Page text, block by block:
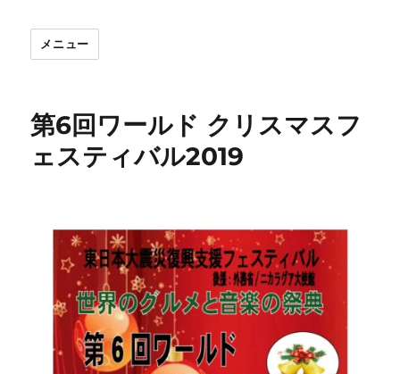
メニュー
第6回ワールド クリスマスフ
ェスティバル2019